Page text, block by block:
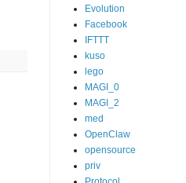
Evolution
Facebook
IFTTT
kuso
lego
MAGI_0
MAGI_2
med
OpenClaw
opensource
priv